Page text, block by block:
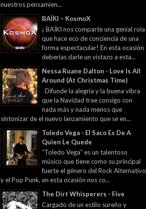
nuestros pensamien...
BAÏKI – KosmoX
¡ BAÏKI nos comparte una genial rola
que hace eco de conciencia de una
forma espectacular! En esta ocasión
deberías darle un vistazo a esta...
Nessa Ruane Dalton - Love Is All
Around (At Christmas Time)
Difunde la alegría y la buena vibra
que la Navidad trae consigo con
nada más y nada menos que
sintonizar de el nuevo lanzamiento que se en...
Toledo Vega - El Saco Es De A
Quien Le Quede
“Toledo Vega” es un talentoso
músico que tiene como su principal
fuerte el género del Rock Alternativo
y el Pop Punk, en esta ocasión nos co...
The Dirt Whisperers - Five
Cargado de un estilo sureño y